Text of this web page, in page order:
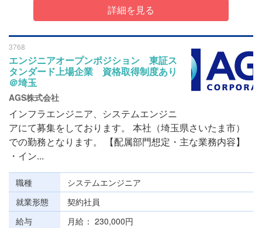
詳細を見る
3768
エンジニアオープンポジション 東証ス
タンダード上場企業 資格取得制度あり
＠埼玉
AGS株式会社
インフラエンジニア、システムエンジニ
アにて募集をしております。 本社（埼玉県さいたま市）
での勤務となります。 【配属部門想定・主な業務内容】
・イン...
職種
システムエンジニア
就業形態
契約社員
給与
月給
230,000円